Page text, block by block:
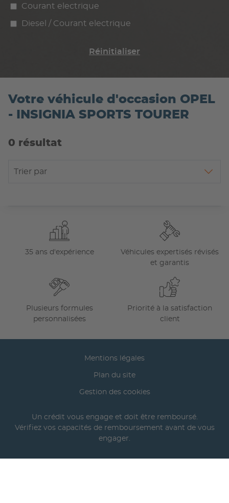
Courant electrique
Diesel / Courant electrique
Réinitialiser
Votre véhicule d'occasion OPEL
- INSIGNIA SPORTS TOURER
0 résultat
Trier par
35 ans d'expérience
Véhicules expertisés révisés
et garantis
Plusieurs formules
personnalisées
Priorité à la satisfaction
client
Mentions légales
Plan du site
Gestion des cookies
Un crédit vous engage et doit être remboursé.
Vérifiez vos capacités de remboursement avant de vous
engager.